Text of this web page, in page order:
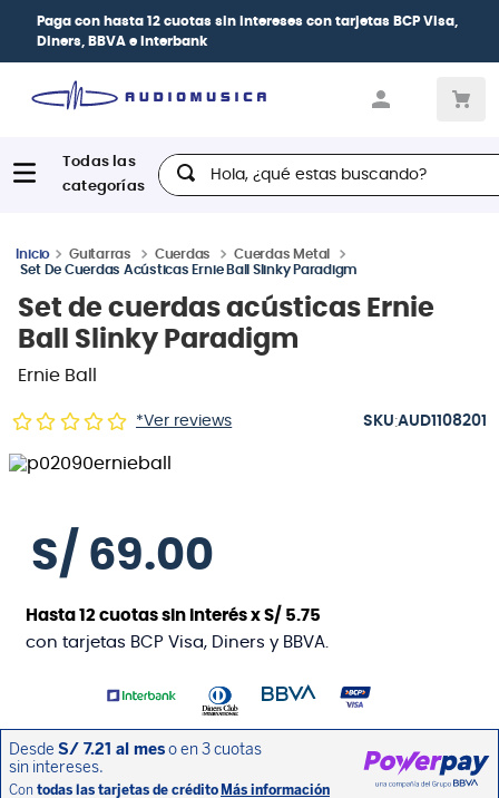
Paga con hasta 12 cuotas sin intereses con tarjetas BCP Visa,
Diners, BBVA e Interbank
Hola, ¿qué estas buscando?
Guitarras Cuerdas
Cuerdas Metal
Set De Cuerdas Acústicas Ernie Ball Slinky Paradigm
Set de cuerdas acústicas Ernie
Ball Slinky Paradigm
Ernie Ball
*Ver reviews :AUD1108201
S/ 69.00
Hasta12 cuotas sin interés xS/ 5.75
con tarjetas BCP Visa, Diners y BBVA.